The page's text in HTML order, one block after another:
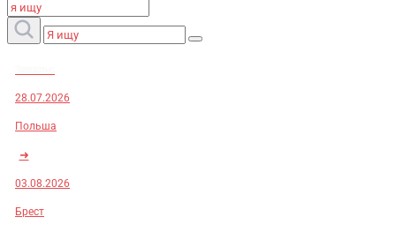
28.07.2026
Польша
➜
03.08.2026
Брест